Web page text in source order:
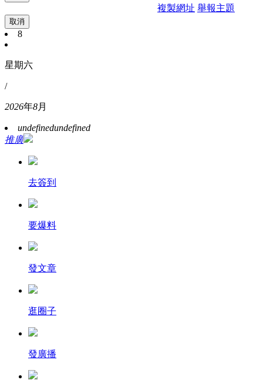
複製網址 舉報主題
取消
8
星期六
/
2026年8月
undefinedundefined
推廣
去簽到
要爆料
發文章
逛圈子
發廣播